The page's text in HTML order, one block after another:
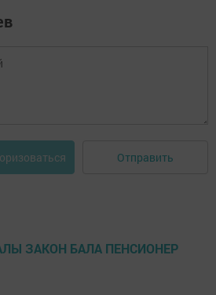
Отправить
ЗАКОН БАЛА ПЕНСИОНЕР